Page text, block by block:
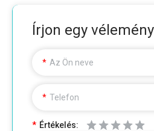
Írjon egy
Az Ön neve
Telefon
Értékelés: